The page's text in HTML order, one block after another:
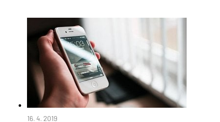
16. 4. 2019